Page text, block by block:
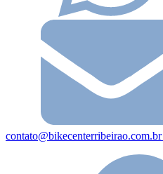
contato@bikecenterribeirao.com.br